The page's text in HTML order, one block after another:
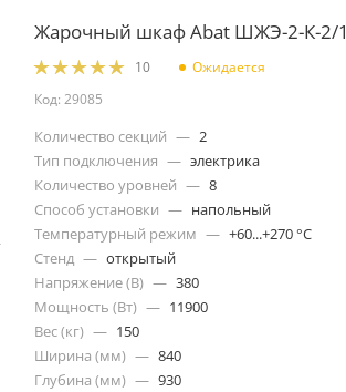
Жарочный шкаф Abat ШЖЭ-2-К-2/1
10
Ожидается
Код: 29085
Количество секций — 2
Тип подключения — электрика
Количество уровней — 8
Способ установки — напольный
Температурный режим — +60...+270 °C
Стенд — открытый
Напряжение (В) — 380
Мощность (Вт) — 11900
Вес (кг) — 150
Ширина (мм) — 840
Глубина (мм) — 930